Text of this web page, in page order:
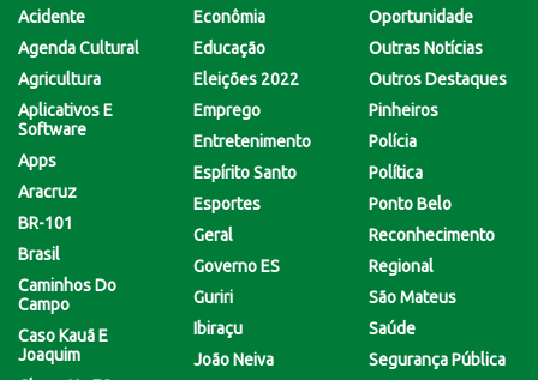
Acidente
Agenda Cultural
Agricultura
Aplicativos E
Software
Apps
Aracruz
BR-101
Brasil
Caminhos Do
Campo
Caso Kauã E
Joaquim
Econômia
Educação
Eleições 2022
Emprego
Entretenimento
Espírito Santo
Esportes
Geral
Governo ES
Guriri
Ibiraçu
João Neiva
Oportunidade
Outras Notícias
Outros Destaques
Pinheiros
Polícia
Política
Ponto Belo
Reconhecimento
Regional
São Mateus
Saúde
Segurança Pública